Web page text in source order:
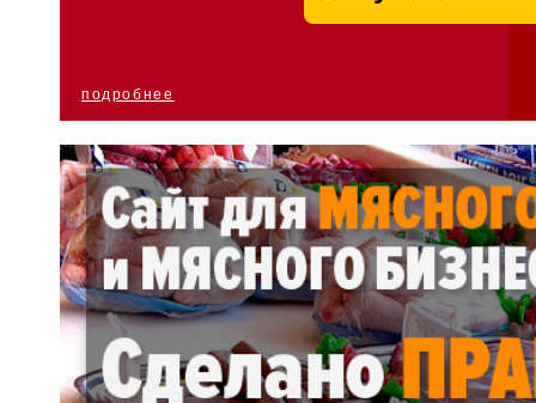
подробнее